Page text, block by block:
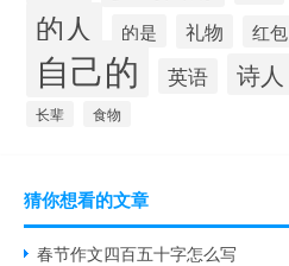
的人 的是 礼物 红包
自己的 英语 诗人
长辈 食物
猜你想看的文章
春节作文四百五十字怎么写